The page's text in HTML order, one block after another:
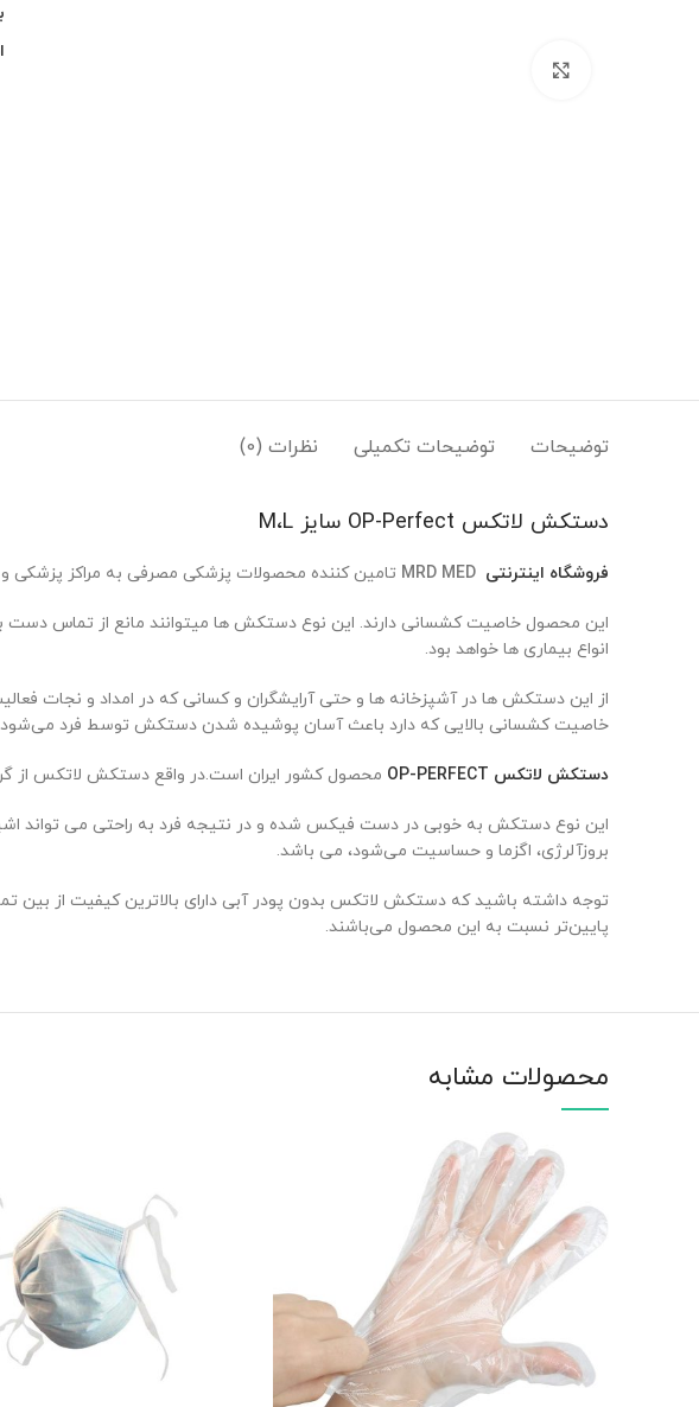
توضیحات توضیحات تکمیلی نظرات (0)
دستکش لاتکس OP-Perfect سایز M،L
فروشگاه اینترنتی تامین کننده محصولات پزشکی مصرفی به مراکز پزشکی
این محصول خاصیت کشسانی دارند. این نوع دستکش ها میتوانند مانع از تماس دست
انواع بیماری ها خواهد بود.
از این دستکش ها در آشپزخانه ها و حتی آرایشگران و کسانی که در امداد و نجات
خاصیت کشسانی بالایی که دارد باعث آسان پوشیده شدن دستکش توسط فرد
دستکش لاتکس OP-PERFECT محصول کشور ایران است.در واقع دستکش لاتکس از
این نوع دستکش به خوبی در دست فیکس شده و در نتیجه فرد به راحتی می تواند
بروزآلرژی، اگزما و حساسیت می‌شود، می باشد.
پایین‌تر نسبت به این محصول می‌باشند.
محصولات مشابه